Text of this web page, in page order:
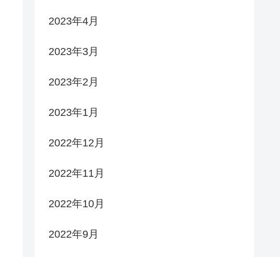
2023年4月
2023年3月
2023年2月
2023年1月
2022年12月
2022年11月
2022年10月
2022年9月